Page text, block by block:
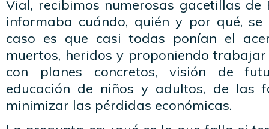
Vial, recibimos numerosas gacetillas de
informaba cuándo, quién y por qué,
caso es que casi todas ponían el
muertos, heridos y proponiendo
con planes concretos, visión de
educación de niños y adultos, de las
minimizar las pérdidas económicas.